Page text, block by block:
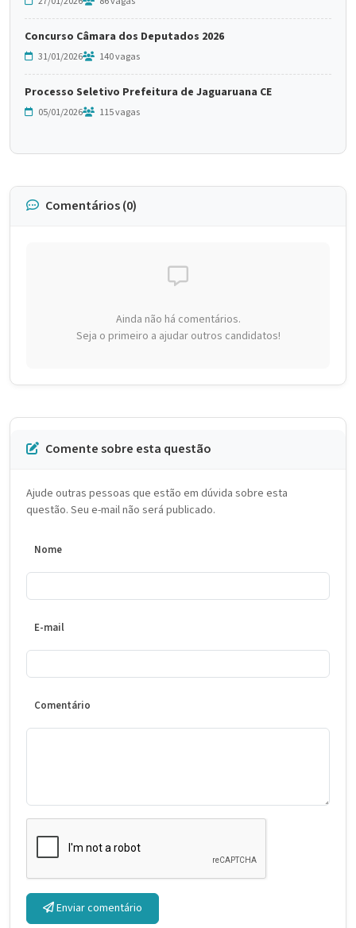
Concurso Câmara dos Deputados 2026
31/01/2026 140 vagas
Processo Seletivo Prefeitura de Jaguaruana CE
05/01/2026 115 vagas
Comentários (0)
Ainda não há comentários.
Seja o primeiro a ajudar outros candidatos!
Comente sobre esta questão
Ajude outras pessoas que estão em dúvida sobre esta
questão. Seu e-mail não será publicado.
Nome
E-mail
Comentário
Enviar comentário